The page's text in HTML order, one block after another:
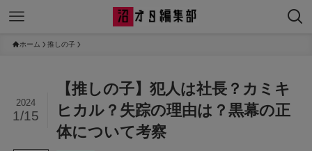
ホーム 推しの子
【推しの子】犯人は社長？カミキ
ヒカル？失踪の理由は？黒幕の正
体について考察
2024
1/15